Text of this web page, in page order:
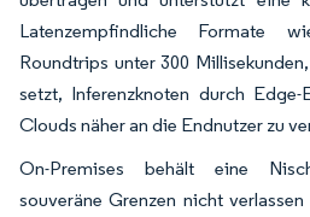
Latenzempfindliche Formate
Roundtrips unter 300
setzt, Inferenzknoten durch
Clouds näher an die Endnutzer zu
On-Premises behält eine
souveräne Grenzen nicht